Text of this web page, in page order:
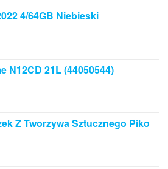
4/64GB Niebieski
N12CD 21L (44050544)
Z Tworzywa Sztucznego Piko